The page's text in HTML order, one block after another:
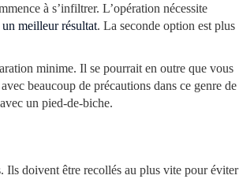
à s’infiltrer. L’opération nécessite
meilleur résultat. La seconde option est plus
minime. Il se pourrait en outre que vous
beaucoup de précautions dans ce genre de
un pied-de-biche.
Ils doivent être recollés au plus vite pour éviter